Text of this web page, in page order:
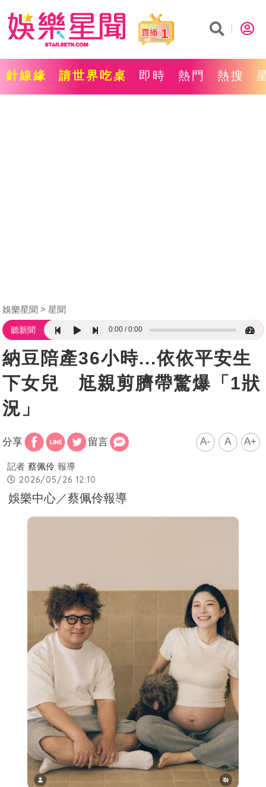
1
針線緣 請世界吃桌 即時 熱門 熱搜
娛樂星聞 星聞
聽新聞 0:00 0:00
納豆陪產36小時...依依平安生
下女兒 尪親剪臍帶驚爆「1狀
況」
分享 留言 A- A A+
記者 蔡佩伶 報導
2026/05/26 12:10
娛樂中心／蔡佩伶報導